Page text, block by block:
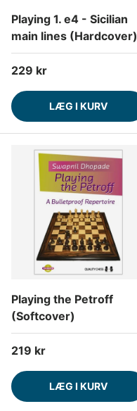
Playing 1. e4 - Sicilian
main lines (Hardcover)
Normalpris
229 kr
LÆG I KURV
Playing the Petroff
(Softcover)
Normalpris
219 kr
LÆG I KURV